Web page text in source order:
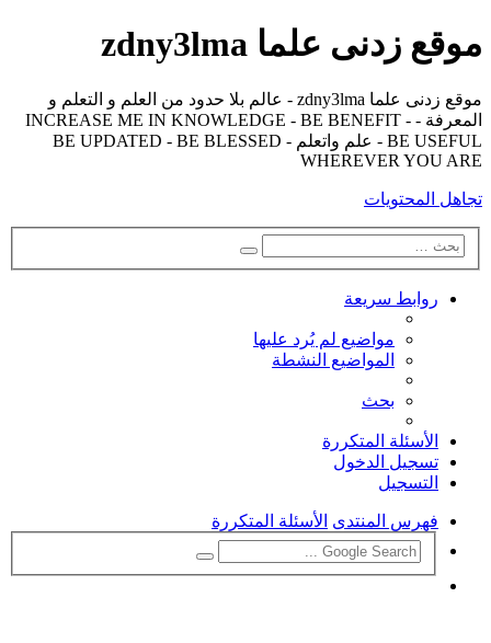
موقع زدنى علما zdny3lma
موقع زدنى علما zdny3lma - عالم بلا حدود من العلم و التعلم و
المعرفة - INCREASE ME IN KNOWLEDGE - BE BENEFIT -
BE USEFUL - علم واتعلم - BE UPDATED - BE BLESSED
WHEREVER YOU ARE
تجاهل المحتويات
بحث
بحث
متقدم
روابط سريعة
مواضيع لم يُرد عليها
المواضيع النشطة
بحث
الأسئلة المتكررة
تسجيل الدخول
التسجيل
فهرس المنتدى الأسئلة المتكررة